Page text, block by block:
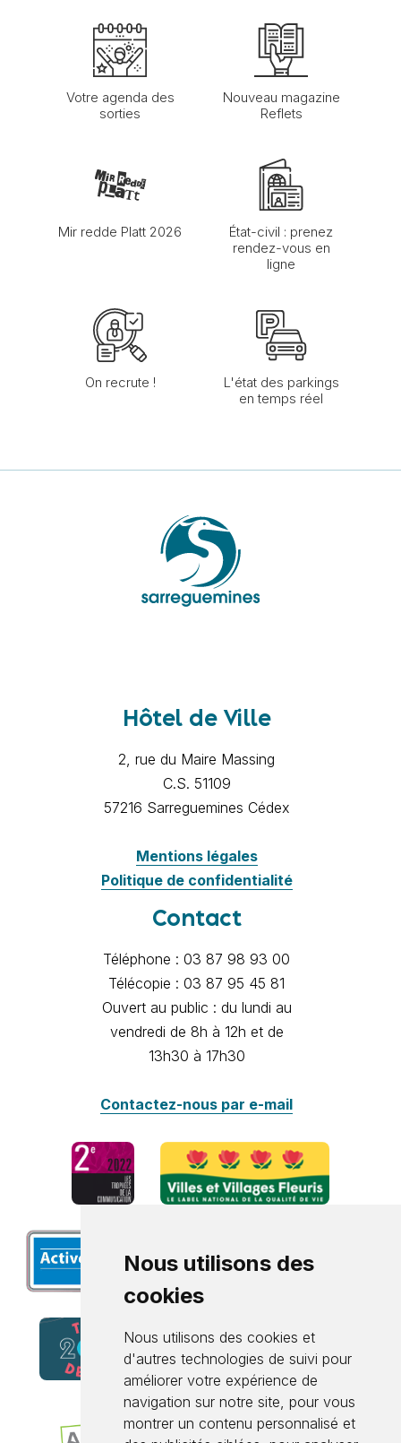
Nous utilisons des
cookies
Nous utilisons des cookies et
d'autres technologies de suivi pour
améliorer votre expérience de
navigation sur notre site, pour vous
montrer un contenu personnalisé et
Votre agenda des
sorties
Nouveau magazine
Reflets
Mir redde Platt 2026
État-civil : prenez
rendez-vous en
ligne
On recrute !
L'état des parkings
en temps réel
Hôtel de Ville
2, rue du Maire Massing
C.S. 51109
57216 Sarreguemines Cédex
Mentions légales
Politique de confidentialité
Contact
Téléphone : 03 87 98 93 00
Télécopie : 03 87 95 45 81
Ouvert au public : du lundi au
vendredi de 8h à 12h et de
13h30 à 17h30
Contactez-nous par e-mail